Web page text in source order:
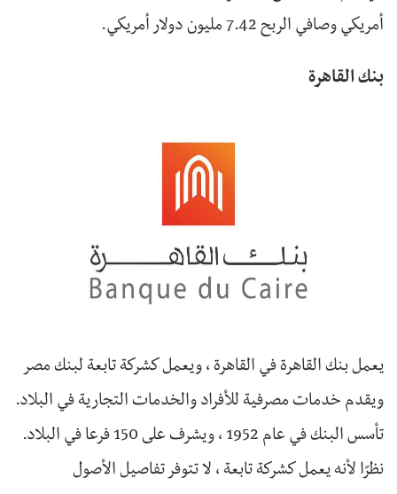
أمريكي وصافي الربح 7.42 مليون دولار أمريكي.
بنك القاهرة
يعمل بنك القاهرة في القاهرة ، ويعمل كشركة تابعة لبنك مصر
ويقدم خدمات مصرفية للأفراد والخدمات التجارية في البلاد.
تأسس البنك في عام 1952 ، ويشرف على 150 فرعا في البلاد.
نظرًا لأنه يعمل كشركة تابعة ، لا تتوفر تفاصيل الأصول